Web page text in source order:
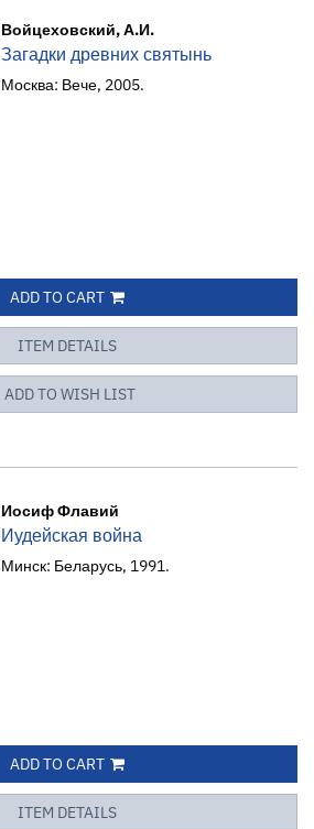
Войцеховский, А.И.
Загадки древних святынь
Москва: Вече, 2005.
ADD TO CART
ITEM DETAILS
ADD TO WISH LIST
Иосиф Флавий
Иудейская война
Минск: Беларусь, 1991.
ADD TO CART
ITEM DETAILS